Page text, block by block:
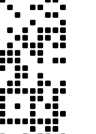
享後付」服務完成之交
易相關給付款項請求債
之同意方可使用
，本公司不負相關責
用戶狀況，依本公司即
，本公司將視審查結果